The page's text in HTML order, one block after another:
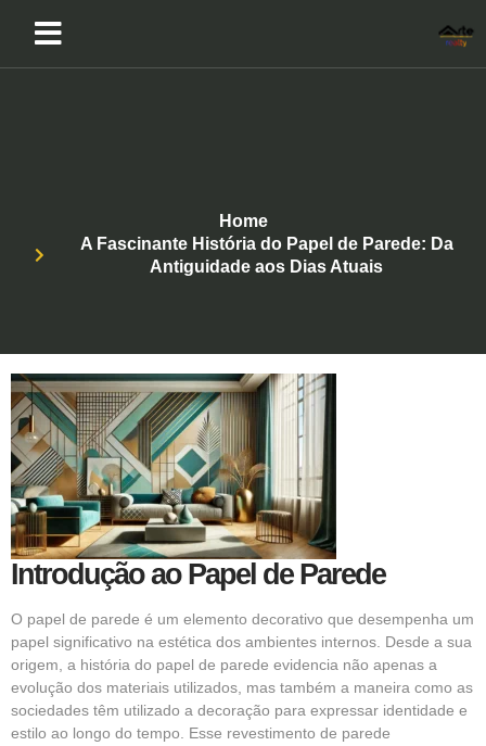
Home
A Fascinante História do Papel de Parede: Da
Antiguidade aos Dias Atuais
Introdução ao Papel de Parede
O papel de parede é um elemento decorativo que desempenha um
papel significativo na estética dos ambientes internos. Desde a sua
origem, a história do papel de parede evidencia não apenas a
evolução dos materiais utilizados, mas também a maneira como as
sociedades têm utilizado a decoração para expressar identidade e
estilo ao longo do tempo. Esse revestimento de parede